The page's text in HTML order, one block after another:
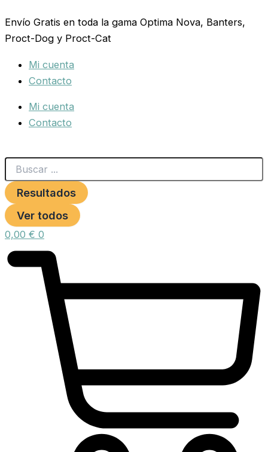
al
contenido
Envío Gratis en toda la gama Optima Nova, Banters,
Proct-Dog y Proct-Cat
Mi cuenta
Contacto
Mi cuenta
Contacto
...
Resultados
Ver todos
0,00 € 0
GATO
REFLECTANTE
1
20/25cm.
cantidad